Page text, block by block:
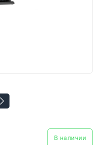
В наличии